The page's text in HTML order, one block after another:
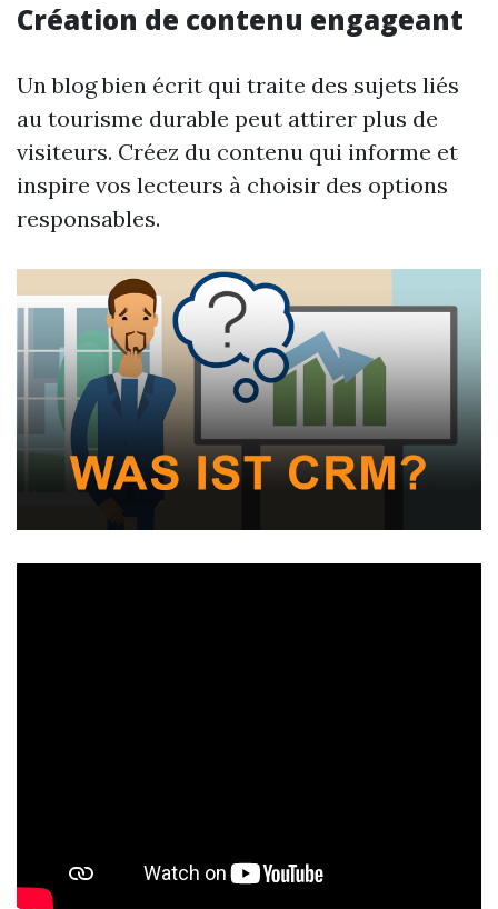
Création de contenu engageant
Un blog bien écrit qui traite des sujets liés
au tourisme durable peut attirer plus de
visiteurs. Créez du contenu qui informe et
inspire vos lecteurs à choisir des options
responsables.